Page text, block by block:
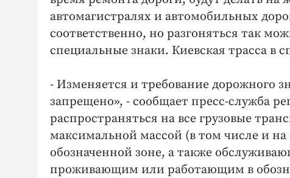
автомагистралях и автомобильных
соответственно, но разгоняться так
специальные знаки. Киевская трасса в
- Изменяется и требование дорожного
запрещено», - сообщает пресс-служба
распространяться на все грузовые
максимальной массой (в том числе и
обозначенной зоне, а также
проживающим или работающим в